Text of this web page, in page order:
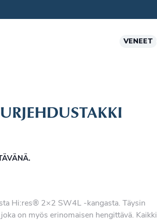
VENEET
Hi:res® 2×2 SW4L -kangasta. Täysin
on myös erinomaisen hengittävä. Kaikki